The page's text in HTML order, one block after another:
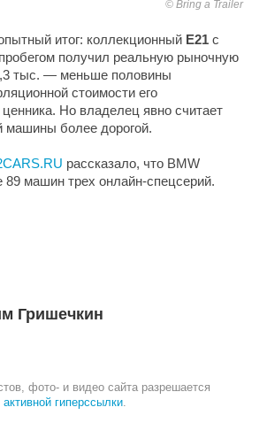
Bring a Trailer
итог: коллекционный E21 с
получил реальную рыночную
тыс. — меньше половины
стоимости его
ценника. Но владелец явно считает
машины более дорогой.
рассказало, что BMW
89 машин трех онлайн-спецсерий.
Гришечкин
фото- и видео сайта разрешается
активной гиперссылки